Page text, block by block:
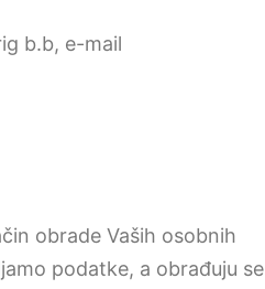
b.b, e-mail
obrade Vaših osobnih
podatke, a obrađuju se